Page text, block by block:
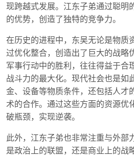
现跨越式发展。江东子弟通过聪明
的优势，创造了独特的竞争力。
在历史的进程中，东吴无论是物质
过优化整合，创造出了巨大的战略
军事行动中的胜利，往往得益于合
战斗力的最大化。现代社会也是如
金、设备等物质条件，还包括人才
术的合作。通过这些方面的资源优
破瓶颈，实现逆袭。
此外，江东子弟也非常注重与外部
是政治上的联盟，还是商业上的战